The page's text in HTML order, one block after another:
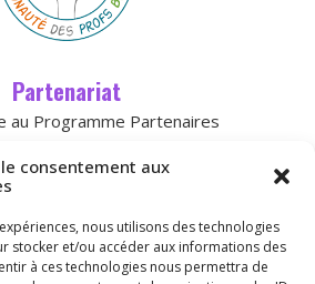
consentement aux
nous utilisons des technologies
stocker et/ou accéder aux informations des
à ces technologies nous permettra de
Partenariat
au Programme Partenaires
de percevoir une